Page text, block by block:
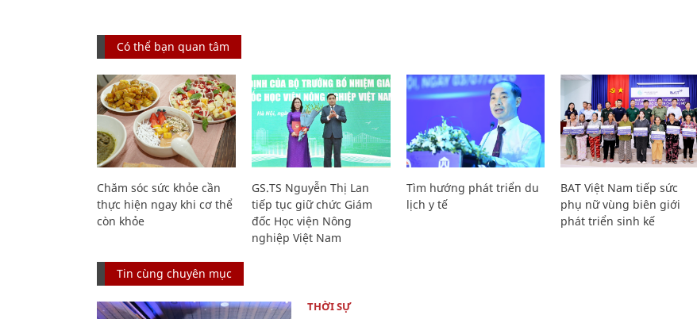
Có thể bạn quan tâm
Chăm sóc sức khỏe cần
thực hiện ngay khi cơ thể
còn khỏe
GS.TS Nguyễn Thị Lan
tiếp tục giữ chức Giám
đốc Học viện Nông
nghiệp Việt Nam
Tìm hướng phát triển du
lịch y tế
BAT Việt Nam tiếp sức
phụ nữ vùng biên giới
phát triển sinh kế
Tin cùng chuyên mục
THỜI SỰ